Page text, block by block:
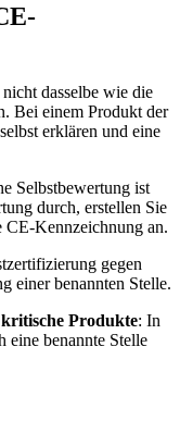
dasselbe wie die
Bei einem Produkt der
erklären und eine
Selbstbewertung ist
durch, erstellen Sie
Kennzeichnung an.
gegen
einer benannten Stelle.
Produkte: In
eine benannte Stelle